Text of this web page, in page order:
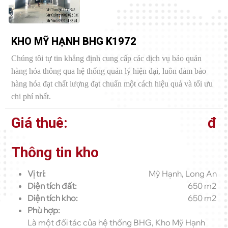
KHO MỸ HẠNH BHG K1972
Chúng tôi tự tin khẳng định cung cấp các dịch vụ bảo quản
hàng hóa thông qua hệ thống quản lý hiện đại, luôn đảm bảo
hàng hóa đạt chất lượng đạt chuẩn một cách hiệu quả và tối ưu
chi phí nhất.
Giá thuê:
đ
Thông tin kho
Vị trí:
Mỹ Hạnh, Long An
Diện tích đất:
650 m2
Diện tích kho:
650 m2
Phù hợp:
Là một đối tác của hệ thống BHG, Kho Mỹ Hạnh